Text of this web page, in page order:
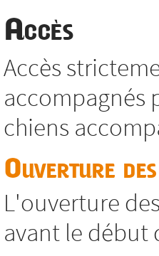
Accès
Accès
accompagnés
chiens
Ouverture
L'ouverture
avant le début